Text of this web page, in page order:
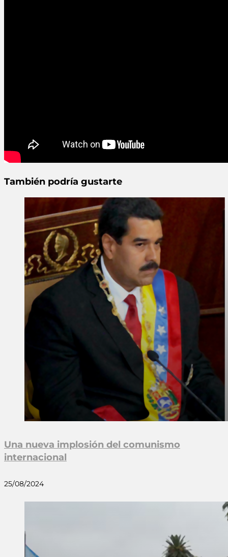
También podría gustarte
Una nueva implosión del comunismo
internacional
25/08/2024